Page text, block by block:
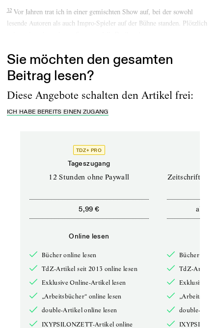
32Vor Jahren trat ich in einer gemischten Show auf, bei der sowohl
lesende Autoren als auch Impro-Spieler auf der Bühne standen. Plötzlich
Sie möchten den gesamten
Beitrag lesen?
Diese Angebote schalten den Artikel frei:
ICH HABE BEREITS EINEN ZUGANG
TDZ+ PRO
Tageszugang
12 Stunden ohne Paywall
5,99 €
Online lesen
Bücher online lesen
TdZ-Artikel seit 2013 online lesen
Exklusive Online-Artikel lesen
„Arbeitsbücher“ online lesen
double-Artikel online lesen
IXYPSILONZETT-Artikel online
Zeitschriften
ab
Bücher online
TdZ-Artikel
Exklusive
double-